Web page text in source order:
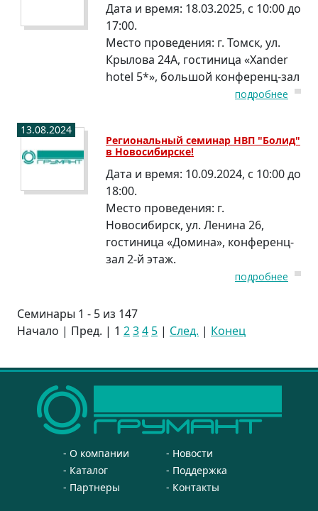
Дата и время: 18.03.2025, с 10:00 до
17:00.
Место проведения: г. Томск, ул.
Крылова 24А, гостиница «Xander
hotel 5*», большой конференц-зал
подробнее
13.08.2024
Региональный семинар НВП "Болид"
в Новосибирске!
Дата и время: 10.09.2024, с 10:00 до
18:00.
Место проведения: г.
Новосибирск, ул. Ленина 26,
гостиница «Домина», конференц-
зал 2-й этаж.
подробнее
Семинары 1 - 5 из 147
Начало | Пред. | 1 234 5 | След. | Конец
О компании
Новости
Каталог
Поддержка
Партнеры
Контакты